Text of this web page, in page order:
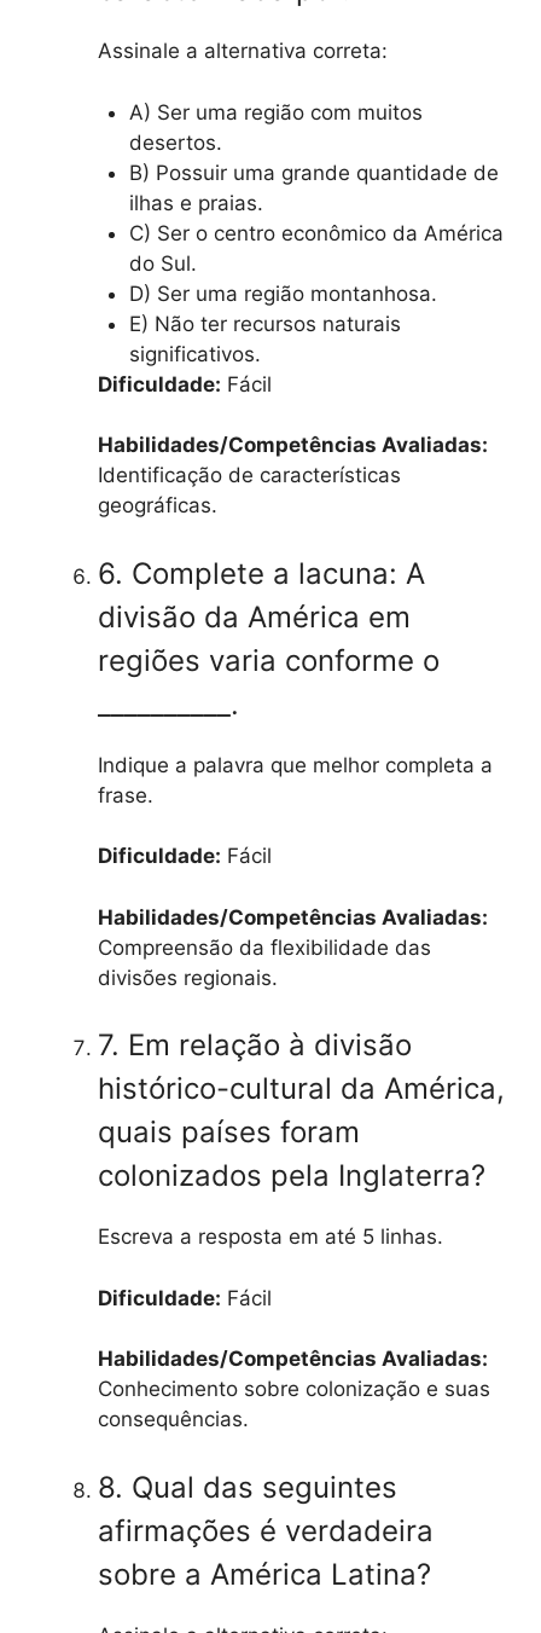
Assinale a alternativa correta:
A) Ser uma região com muitos
desertos.
B) Possuir uma grande quantidade de
ilhas e praias.
C) Ser o centro econômico da América
do Sul.
D) Ser uma região montanhosa.
E) Não ter recursos naturais
significativos.
Dificuldade: Fácil
Habilidades/Competências Avaliadas:
Identificação de características
geográficas.
6. Complete a lacuna: A
divisão da América em
regiões varia conforme o
__________.
Indique a palavra que melhor completa a
frase.
Dificuldade: Fácil
Habilidades/Competências Avaliadas:
Compreensão da flexibilidade das
divisões regionais.
7. Em relação à divisão
histórico-cultural da América,
quais países foram
colonizados pela Inglaterra?
Escreva a resposta em até 5 linhas.
Dificuldade: Fácil
Habilidades/Competências Avaliadas:
Conhecimento sobre colonização e suas
consequências.
8. Qual das seguintes
afirmações é verdadeira
sobre a América Latina?